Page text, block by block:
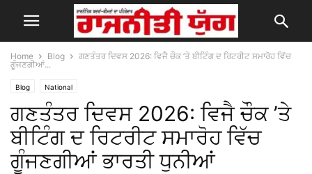
Home Blog
ਗਣਤੰਤਰ ਦਿਵਸ 2026: ਵਿਜੈ ਚੌਕ ’ਤੇ ਬੀਟਿੰਗ ਦ ਰਿਟਰੀਟ ਸਮਾਰੋਹ ਵਿੱਚ
ਗੂੰਜਣਗੀਆਂ...
Blog National
ਗਣਤੰਤਰ ਦਿਵਸ 2026: ਵਿਜੈ ਚੌਕ ’ਤੇ
ਬੀਟਿੰਗ ਦ ਰਿਟਰੀਟ ਸਮਾਰੋਹ ਵਿੱਚ
ਗੂੰਜਣਗੀਆਂ ਭਾਰਤੀ ਧੁਨੀਆਂ